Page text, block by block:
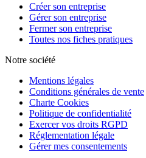
Créer son entreprise
Gérer son entreprise
Fermer son entreprise
Toutes nos fiches pratiques
Notre société
Mentions légales
Conditions générales de vente
Charte Cookies
Politique de confidentialité
Exercer vos droits RGPD
Réglementation légale
Gérer mes consentements